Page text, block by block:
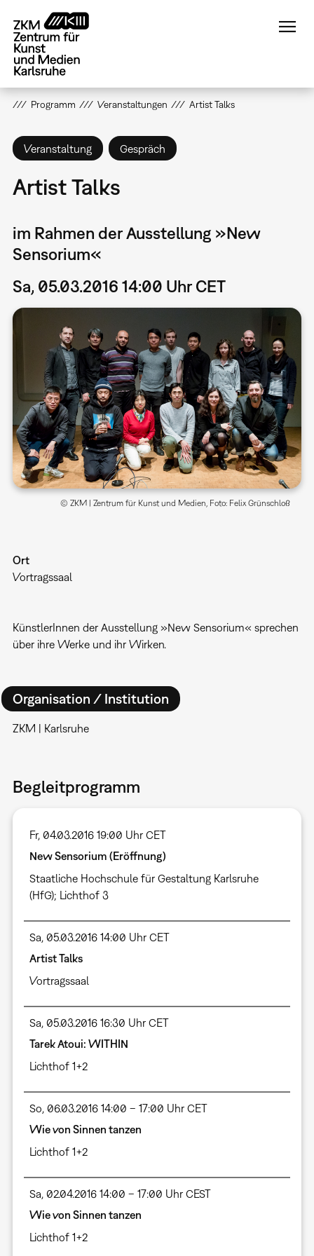
zum
Inhalt
Programm Veranstaltungen Artist Talks
Veranstaltung Gespräch
Artist Talks
im Rahmen der Ausstellung »New
Sensorium«
Sa, 05.03.2016 14:00 Uhr CET
© ZKM | Zentrum für Kunst und Medien, Foto: Felix Grünschloß
Ort
Vortragssaal
KünstlerInnen der Ausstellung »New Sensorium« sprechen
über ihre Werke und ihr Wirken.
Organisation / Institution
ZKM | Karlsruhe
Begleitprogramm
Fr, 04.03.2016 19:00 Uhr CET
New Sensorium (Eröffnung)
Staatliche Hochschule für Gestaltung Karlsruhe
(HfG); Lichthof 3
Sa, 05.03.2016 14:00 Uhr CET
Artist Talks
Vortragssaal
Sa, 05.03.2016 16:30 Uhr CET
Tarek Atoui: WITHIN
Lichthof 1+2
So, 06.03.2016 14:00 – 17:00 Uhr CET
Wie von Sinnen tanzen
Lichthof 1+2
Sa, 02.04.2016 14:00 – 17:00 Uhr CEST
Wie von Sinnen tanzen
Lichthof 1+2